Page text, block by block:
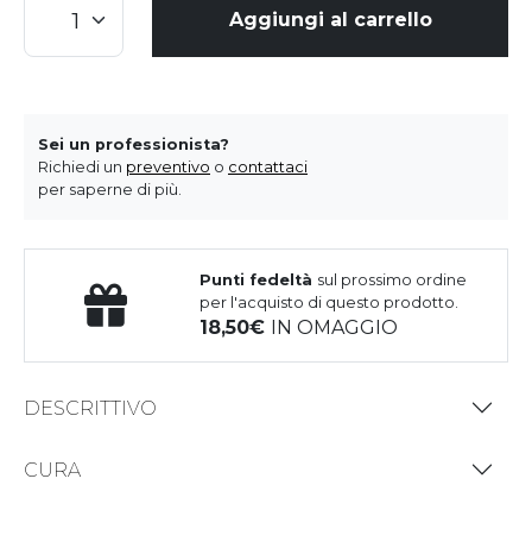
Aggiungi al carrello
Sei un professionista?
Richiedi un preventivo o contattaci
per saperne di più.
Punti fedeltà sul prossimo ordine
per l'acquisto di questo prodotto.
18,50 IN OMAGGIO
DESCRITTIVO
CURA